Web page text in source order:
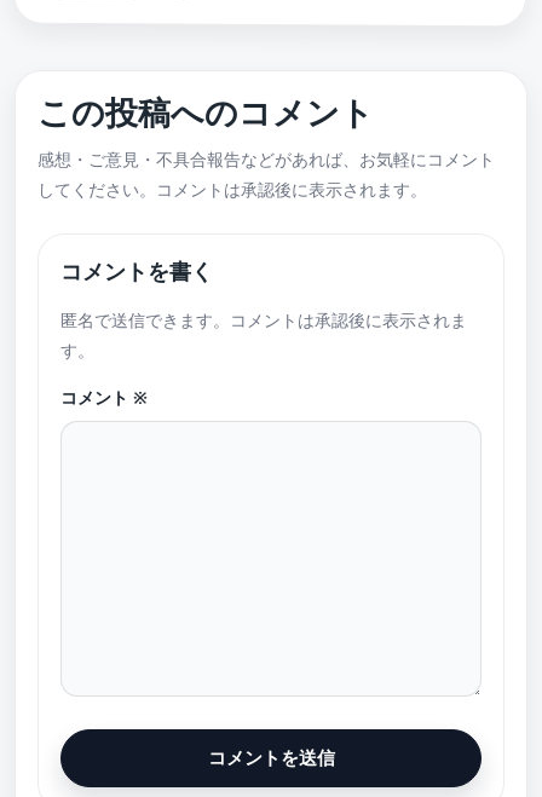
この投稿へのコメント
感想・ご意見・不具合報告などがあれば、お気軽にコメント
してください。コメントは承認後に表示されます。
コメントを書く
匿名で送信できます。コメントは承認後に表示されま
す。
コメント ※